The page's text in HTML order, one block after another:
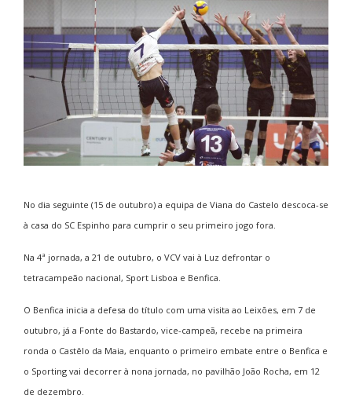
No dia seguinte (15 de outubro) a equipa de Viana do Castelo descoca-se
à casa do SC Espinho para cumprir o seu primeiro jogo fora.
Na 4ª jornada, a 21 de outubro, o VCV vai à Luz defrontar o
tetracampeão nacional, Sport Lisboa e Benfica.
O Benfica inicia a defesa do título com uma visita ao Leixões, em 7 de
outubro, já a Fonte do Bastardo, vice-campeã, recebe na primeira
ronda o Castêlo da Maia, enquanto o primeiro embate entre o Benfica e
o Sporting vai decorrer à nona jornada, no pavilhão João Rocha, em 12
de dezembro.